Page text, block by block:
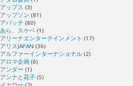
アップス (3)
アップソン (81)
アパッチ (80)
あら、スケベ (1)
アリーナエンターテインメント (17)
アリスJAPAN (36)
アルファーインターナショナル (2)
アロマ企画 (6)
アンダー (1)
アンナと花子 (5)